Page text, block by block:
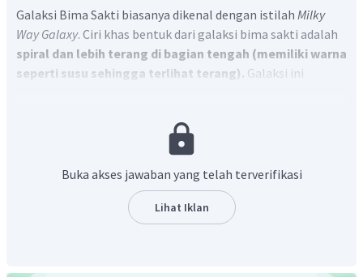
Galaksi Bima Sakti biasanya dikenal dengan istilah Milky
Way Galaxy. Ciri khas bentuk dari galaksi bima sakti adalah
spiral dan lebih terang di bagian tengah (memiliki warna
seperti susu sehingga terlihat terang) Galaksi ini
Buka akses jawaban yang telah terverifikasi
Lihat Iklan